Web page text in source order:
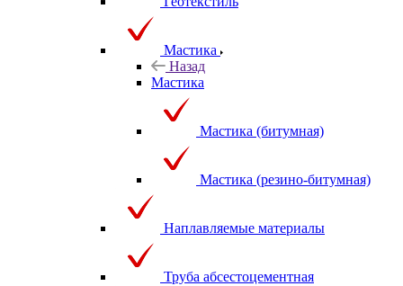
Мастика
Назад
Мастика
Мастика (битумная)
Мастика (резино-битумная)
Наплавляемые материалы
Труба абсестоцементная